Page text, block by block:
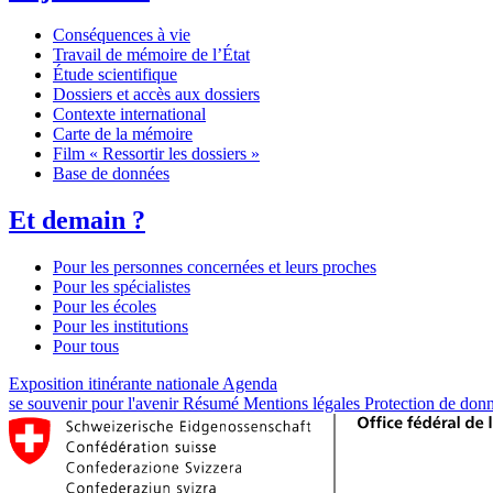
Conséquences à vie
Travail de mémoire de l’État
Étude scientifique
Dossiers et accès aux dossiers
Contexte international
Carte de la mémoire
Film « Ressortir les dossiers »
Base de données
Et demain ?
Pour les personnes concernées et leurs proches
Pour les spécialistes
Pour les écoles
Pour les institutions
Pour tous
Exposition itinérante nationale Agenda
se souvenir pour l'avenirRésumé Mentions légales Protection de